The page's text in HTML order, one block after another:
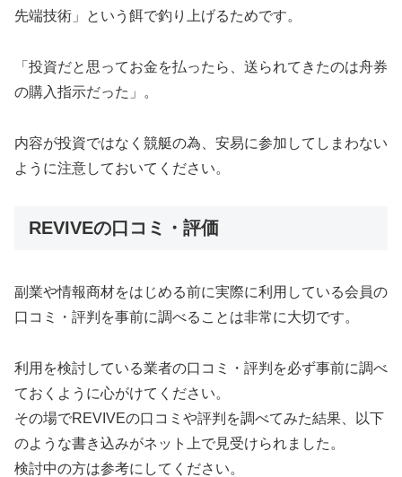
先端技術」という餌で釣り上げるためです。
「投資だと思ってお金を払ったら、送られてきたのは舟券
の購入指示だった」。
内容が投資ではなく競艇の為、安易に参加してしまわない
ように注意しておいてください。
REVIVEの口コミ・評価
副業や情報商材をはじめる前に実際に利用している会員の
口コミ・評判を事前に調べることは非常に大切です。
利用を検討している業者の口コミ・評判を必ず事前に調べ
ておくように心がけてください。
その場でREVIVEの口コミや評判を調べてみた結果、以下
のような書き込みがネット上で見受けられました。
検討中の方は参考にしてください。